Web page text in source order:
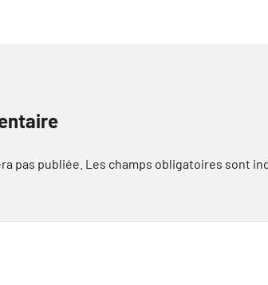
pas publiée. Les champs obligatoires sont